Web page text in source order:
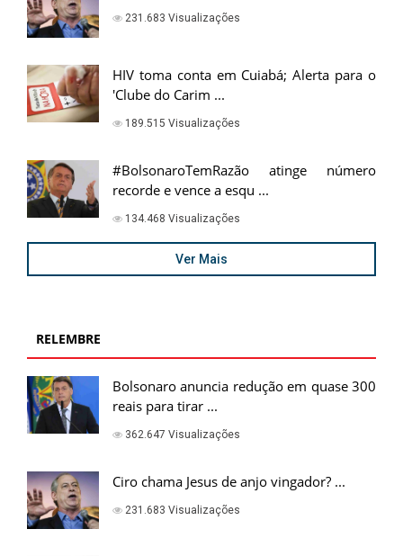
231.683 Visualizações
HIV toma conta em Cuiabá; Alerta para o
'Clube do Carim ...
189.515 Visualizações
#BolsonaroTemRazão atinge número
recorde e vence a esqu ...
134.468 Visualizações
Ver Mais
RELEMBRE
Bolsonaro anuncia redução em quase 300
reais para tirar ...
362.647 Visualizações
Ciro chama Jesus de anjo vingador? ...
231.683 Visualizações